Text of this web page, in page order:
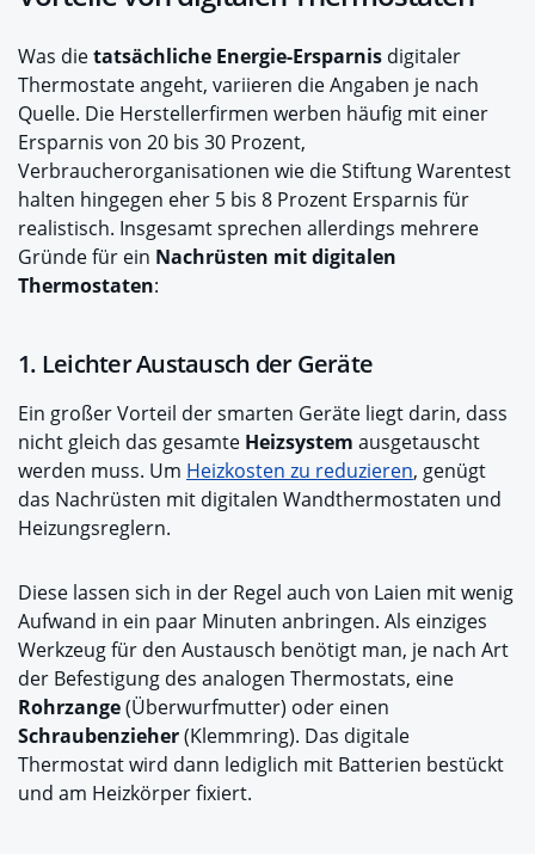
Was dietatsächliche Energie-Ersparnis digitaler
Thermostate angeht, variieren die Angaben je nach
Quelle. Die Herstellerfirmen werben häufig mit einer
Ersparnis von 20 bis 30 Prozent,
Verbraucherorganisationen wie die Stiftung Warentest
halten hingegen eher 5 bis 8 Prozent Ersparnis für
realistisch. Insgesamt sprechen allerdings mehrere
Gründe für ein Nachrüsten mit digitalen
Thermostaten:
1. Leichter Austausch der Geräte
Ein großer Vorteil der smarten Geräte liegt darin, dass
nicht gleich das gesamte Heizsystem ausgetauscht
werden muss. Um Heizkosten zu reduzieren, genügt
das Nachrüsten mit digitalen Wandthermostaten und
Heizungsreglern.
Diese lassen sich in der Regel auch von Laien mit wenig
Aufwand in ein paar Minuten anbringen. Als einziges
Werkzeug für den Austausch benötigt man, je nach Art
der Befestigung des analogen Thermostats, eine
Rohrzange(Überwurfmutter) oder einen
Schraubenzieher(Klemmring). Das digitale
Thermostat wird dann lediglich mit Batterien bestückt
und am Heizkörper fixiert.